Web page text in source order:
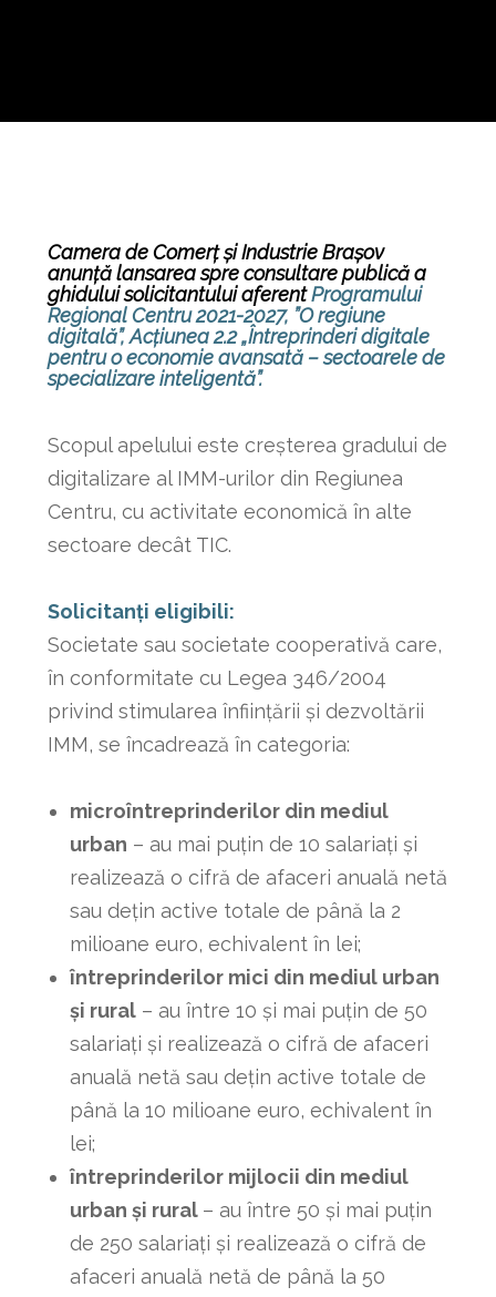
Camera de Comerț și Industrie Brașov
anunță lansarea spre consultare publică a
ghidului solicitantuluiaferent Programului
Regional Centru 2021-2027, ”O regiune
digitală”, Acțiunea 2.2 „Întreprinderi digitale
pentru o economie avansată – sectoarele de
specializare inteligentă”.
Scopul apelului este creșterea gradului de
digitalizare al IMM-urilor din Regiunea
Centru, cu activitate economică în alte
sectoare decât TIC.
Solicitanți eligibili:
Societate sau societate cooperativă care,
în conformitate cu Legea 346/2004
privind stimularea înfiinţării şi dezvoltării
IMM, se încadrează în categoria:
microîntreprinderilor din mediul
urban – au mai puțin de 10 salariaţi şi
realizează o cifră de afaceri anuală netă
sau deţin active totale de până la 2
milioane euro, echivalent în lei;
întreprinderilor mici din mediul urban
și rural– au între 10 și mai puțin de 50
salariaţi şi realizează o cifră de afaceri
anuală netă sau deţin active totale de
până la 10 milioane euro, echivalent în
lei;
întreprinderilor mijlocii din mediul
urban și rural – au între 50 și mai puțin
de 250 salariaţi şi realizează o cifră de
afaceri anuală netă de până la 50